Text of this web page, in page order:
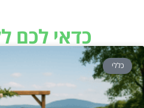
כדאי לכם
כללי